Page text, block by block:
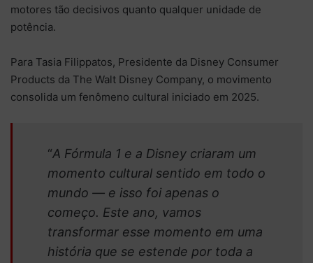
motores tão decisivos quanto qualquer unidade de
potência.
Para Tasia Filippatos, Presidente da Disney Consumer
Products da The Walt Disney Company, o movimento
consolida um fenômeno cultural iniciado em 2025.
“A Fórmula 1 e a Disney criaram um
momento cultural sentido em todo o
mundo — e isso foi apenas o
começo. Este ano, vamos
transformar esse momento em uma
história que se estende por toda a